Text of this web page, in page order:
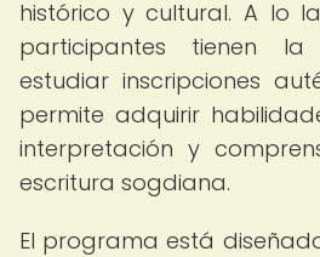
histórico y cultural. A lo
participantes tienen
estudiar inscripciones
permite adquirir
interpretación y
escritura sogdiana.
El programa está